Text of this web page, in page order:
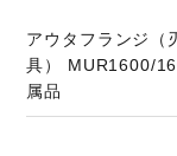
アウタフランジ（
具） MUR1600/
属品